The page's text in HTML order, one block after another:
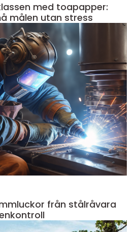
med toapapper:
målen utan stress
stålråvara